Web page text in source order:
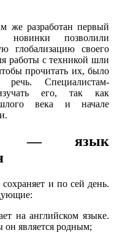
разработан первый
новинки позволили
глобализацию своего
работы с техникой шли
прочитать их, было
речь. Специалистам-
его, так как
века и начале
— язык
и по сей день.
на английском языке.
является родным;